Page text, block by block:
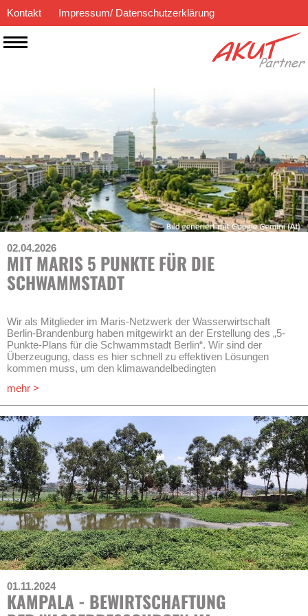
Kontakt Impressum/ Datenschutzerklärung
02.04.2026
MIT MARIS 5 PUNKTE FÜR DIE
SCHWAMMSTADT
Wir als Mitglieder im Maris-Netzwerk der Wasserwirtschaft
Berlin-Brandenburg haben mitgewirkt an der Erstellung des „5-
Punkte-Plans für die Schwammstadt Berlin“. Wir sind der
Überzeugung, dass es hier schnell zu effektiven Lösungen
kommen muss, um den klimawandelbedingten
und nachhaltige Veränderungen bei Verwaltung, Finanzierung,
Regelung, Technologie und Ausbildung in dieser Stadt
notwendig.
Download:
5-Punkte-Plan für die Schwammstadt Berlin
mehr >
01.11.2024
KAMPALA - BEWIRTSCHAFTUNG